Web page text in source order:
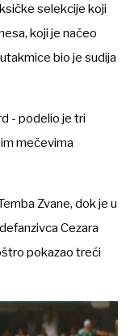
selekcije koji
koji je načeo
bio je sudija
- podelio je tri
mečevima
Zvane, dok je u
Cezara
pokazao treći